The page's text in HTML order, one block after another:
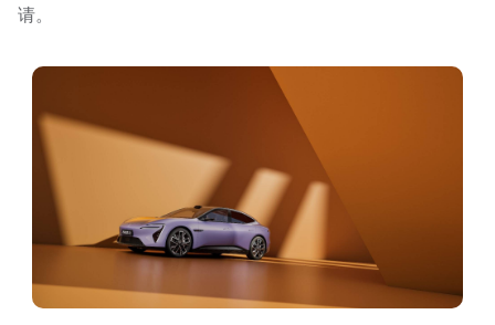
请。